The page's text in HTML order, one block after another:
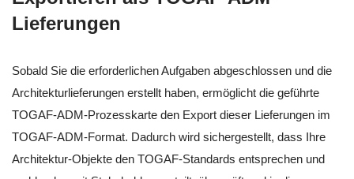
Lieferungen
Sobald Sie die erforderlichen Aufgaben abgeschlossen und die
Architekturlieferungen erstellt haben, ermöglicht die geführte
TOGAF-ADM-Prozesskarte den Export dieser Lieferungen im
TOGAF-ADM-Format. Dadurch wird sichergestellt, dass Ihre
Architektur-Objekte den TOGAF-Standards entsprechen und